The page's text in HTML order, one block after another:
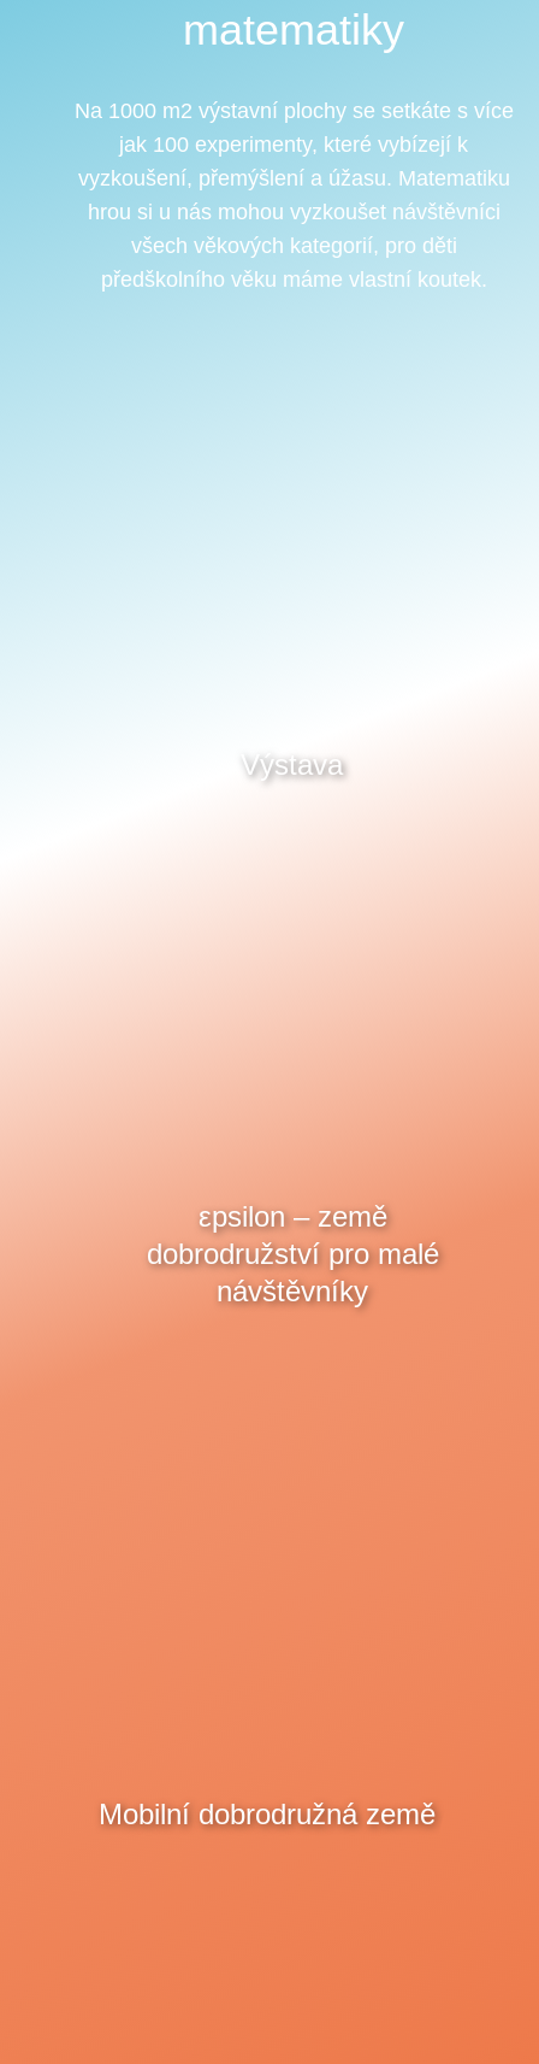
matematiky
Na 1000 m2 výstavní plochy se setkáte s více
jak 100 experimenty, které vybízejí k
vyzkoušení, přemýšlení a úžasu. Matematiku
hrou si u nás mohou vyzkoušet návštěvníci
všech věkových kategorií, pro děti
předškolního věku máme vlastní koutek.
Mobilní dobrodružná země
εpsilon – země
dobrodružství pro malé
návštěvníky
Výstava